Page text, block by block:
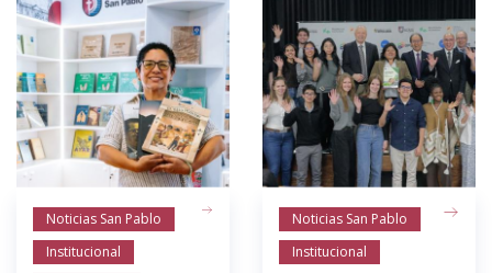
Noticias San Pablo
Institucional
Noticias San Pablo
Institucional